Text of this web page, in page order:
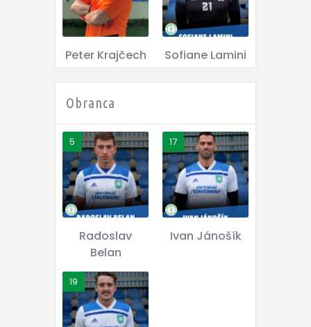
Peter Krajčech Sofiane Lamini
Obranca
5
Radoslav
Belan
17
Ivan Jánošík
19